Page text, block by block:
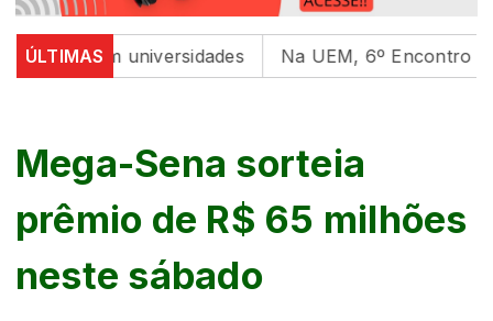
ÚLTIMAS
em universidades Na UEM, 6º Encontro com
Mega-Sena sorteia
prêmio de R$ 65 milhões
neste sábado